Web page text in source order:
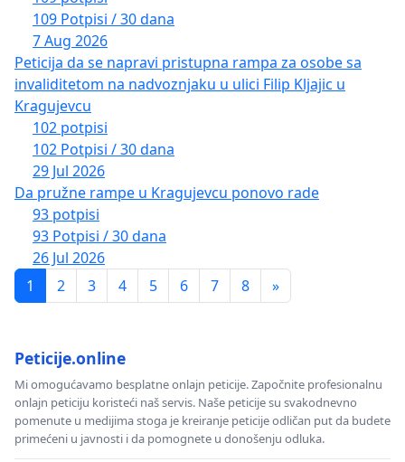
109 Potpisi / 30 dana
7 Aug 2026
Peticija da se napravi pristupna rampa za osobe sa
invaliditetom na nadvoznjaku u ulici Filip Kljajic u
Kragujevcu
102 potpisi
102 Potpisi / 30 dana
29 Jul 2026
Da pružne rampe u Kragujevcu ponovo rade
93 potpisi
93 Potpisi / 30 dana
26 Jul 2026
1
2 3 4 5 6 7 8 »
Peticije.online
Mi omogućavamo besplatne onlajn peticije. Započnite profesionalnu
onlajn peticiju koristeći naš servis. Naše peticije su svakodnevno
pomenute u medijima stoga je kreiranje peticije odličan put da budete
primećeni u javnosti i da pomognete u donošenju odluka.